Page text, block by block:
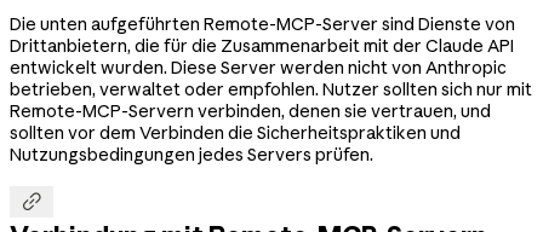
Die unten aufgeführten Remote-MCP-Server sind Dienste von
Drittanbietern, die für die Zusammenarbeit mit der Claude API
entwickelt wurden. Diese Server werden nicht von Anthropic
betrieben, verwaltet oder empfohlen. Nutzer sollten sich nur mit
Remote-MCP-Servern verbinden, denen sie vertrauen, und
sollten vor dem Verbinden die Sicherheitspraktiken und
Nutzungsbedingungen jedes Servers prüfen.
